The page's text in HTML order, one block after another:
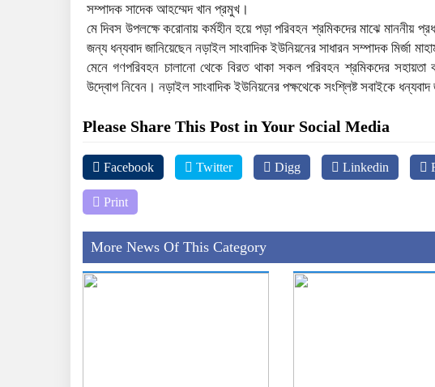
সম্পাদক সাদেক আহম্মেদ খান প্রমুখ।
মে দিবস উপলক্ষে করোনায় কর্মহীন হয়ে পড়া পরিবহন শ্রমিকদের মাঝে মাননীয়
জন্য ধন্যবাদ জানিয়েছেন নড়াইল সাংবাদিক ইউনিয়নের সাধারন সম্পাদক মির্জা
মেনে গণপরিবহন চালানো থেকে বিরত থাকা সকল পরিবহন শ্রমিকদের
উদ্বোগ নিবেন। নড়াইল সাংবাদিক ইউনিয়নের পক্ষথেকে সংশ্লিষ্ট সবাইকে ধন্যবাদ
Please Share This Post in Your Social Media
Facebook Twitter Digg Linkedin
Print
More News Of This Category